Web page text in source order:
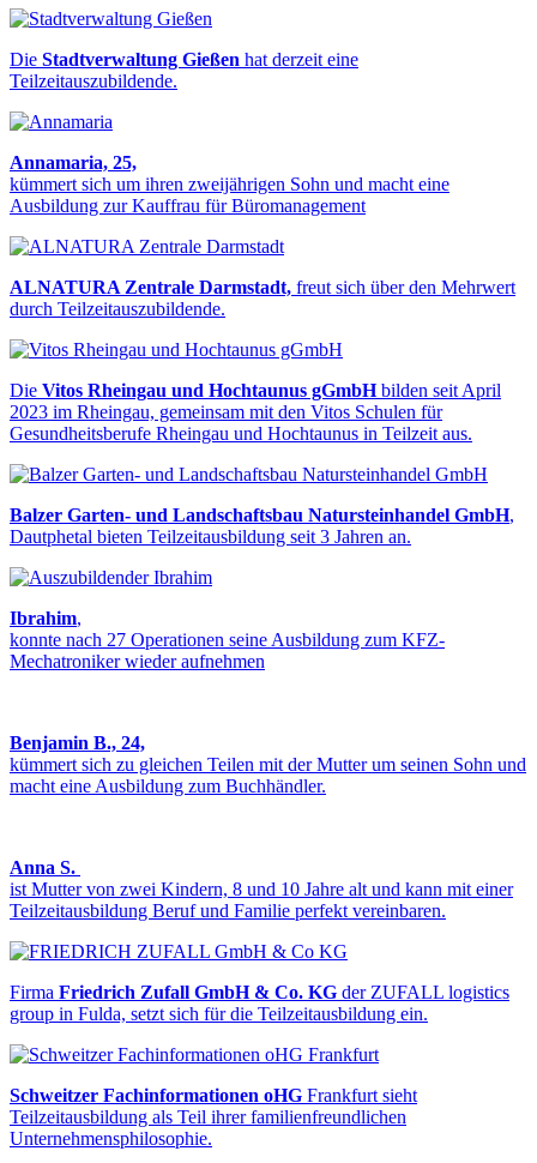
Die Stadtverwaltung Gießen hat derzeit eine
Teilzeitauszubildende.
Annamaria, 25,
kümmert sich um ihren zweijährigen Sohn und macht eine
Ausbildung zur Kauffrau für Büromanagement
ALNATURA Zentrale Darmstadt, freut sich über den Mehrwert
durch Teilzeitauszubildende.
Die Vitos Rheingau und Hochtaunus gGmbHbilden seit April
2023 im Rheingau, gemeinsam mit den Vitos Schulen für
Gesundheitsberufe Rheingau und Hochtaunus in Teilzeit aus.
Balzer Garten- und Landschaftsbau Natursteinhandel GmbH,
Dautphetal bieten Teilzeitausbildung seit 3 Jahren an.
Ibrahim,
konnte nach 27 Operationen seine Ausbildung zum KFZ-
Mechatroniker wieder aufnehmen
Benjamin B., 24,
kümmert sich zu gleichen Teilen mit der Mutter um seinen Sohn und
macht eine Ausbildung zum Buchhändler.
Anna S.
ist Mutter von zwei Kindern, 8 und 10 Jahre alt und kann mit einer
Teilzeitausbildung Beruf und Familie perfekt vereinbaren.
Firma Friedrich Zufall GmbH & Co. KG der ZUFALL logistics
group in Fulda, setzt sich für die Teilzeitausbildung ein.
Schweitzer Fachinformationen oHG Frankfurt sieht
Teilzeitausbildung als Teil ihrer familienfreundlichen
Unternehmensphilosophie.